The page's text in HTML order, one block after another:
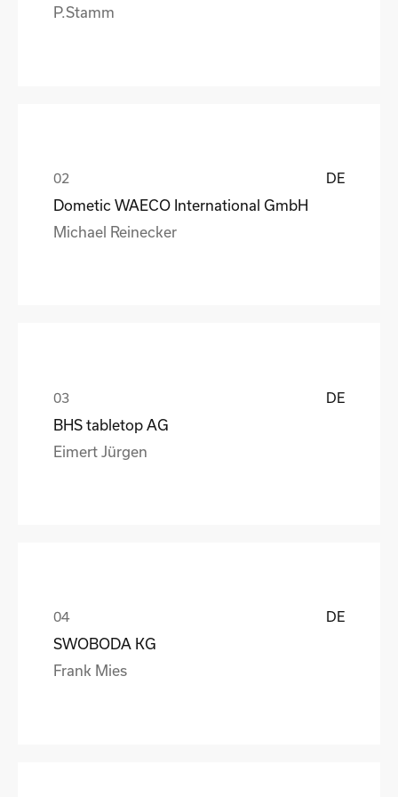
P.Stamm
DE
Dometic WAECO International GmbH
Michael Reinecker
DE
BHS tabletop AG
Eimert Jürgen
DE
SWOBODA KG
Frank Mies